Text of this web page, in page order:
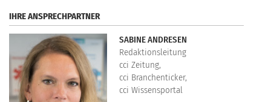
IHRE ANSPRECHPARTNER
SABINE ANDRESEN
Redaktionsleitung
cci Zeitung,
cci Branchenticker,
cci Wissensportal